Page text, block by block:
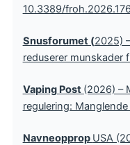
10.3389/
Snusforumet (2025)
reduserer munskader
Vaping Post (2026) –
regulering:
Navneopprop USA